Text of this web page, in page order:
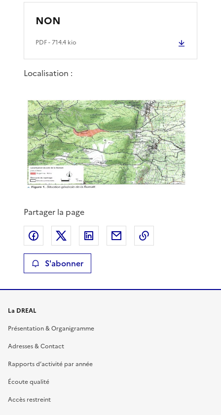
NON
PDF- 714.4 kio
Localisation :
Partager la page
Partager sur Facebook
Partager sur XPartager sur LinkedIn
Partager par email
S'abonner
La DREAL
Présentation & Organigramme
Adresses & Contact
Rapports d’activité par année
Écoute qualité
Accès restreint